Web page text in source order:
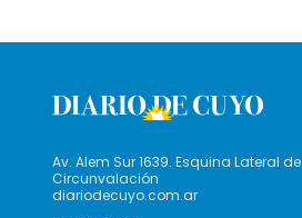
Av. Alem Sur 1639. Esquina Lateral de
Circunvalación
diariodecuyo.com.ar